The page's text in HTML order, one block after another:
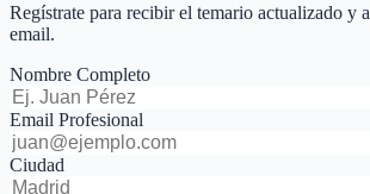
Regístrate para recibir el temario actualizado y
email.
Nombre Completo
Email Profesional
Ciudad